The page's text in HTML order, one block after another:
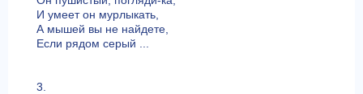
И умеет он мурлыкать,
А мышей вы не найдете,
Если рядом серый ...
3.